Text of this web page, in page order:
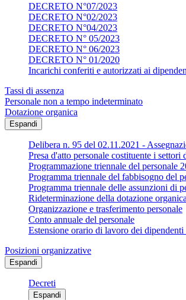
DECRETO N°07/2023
DECRETO N°02/2023
DECRETO N°04/2023
DECRETO N° 05/2023
DECRETO N° 06/2023
DECRETO N° 01/2020
Incarichi conferiti e autorizzati ai
Tassi di assenza
Personale non a tempo indeterminato
Dotazione organica
Espandi
Delibera n. 95 del 02.11.2021 -
Presa d'atto personale costituente i settori
Programmazione triennale del personale
Programma triennale del fabbisogno del
Programma triennale delle assunzioni di
Rideterminazione della dotazione
Organizzazione e trasferimento personale
Conto annuale del personale
Estensione orario di lavoro dei
Posizioni organizzative
Espandi
Decreti
Espandi